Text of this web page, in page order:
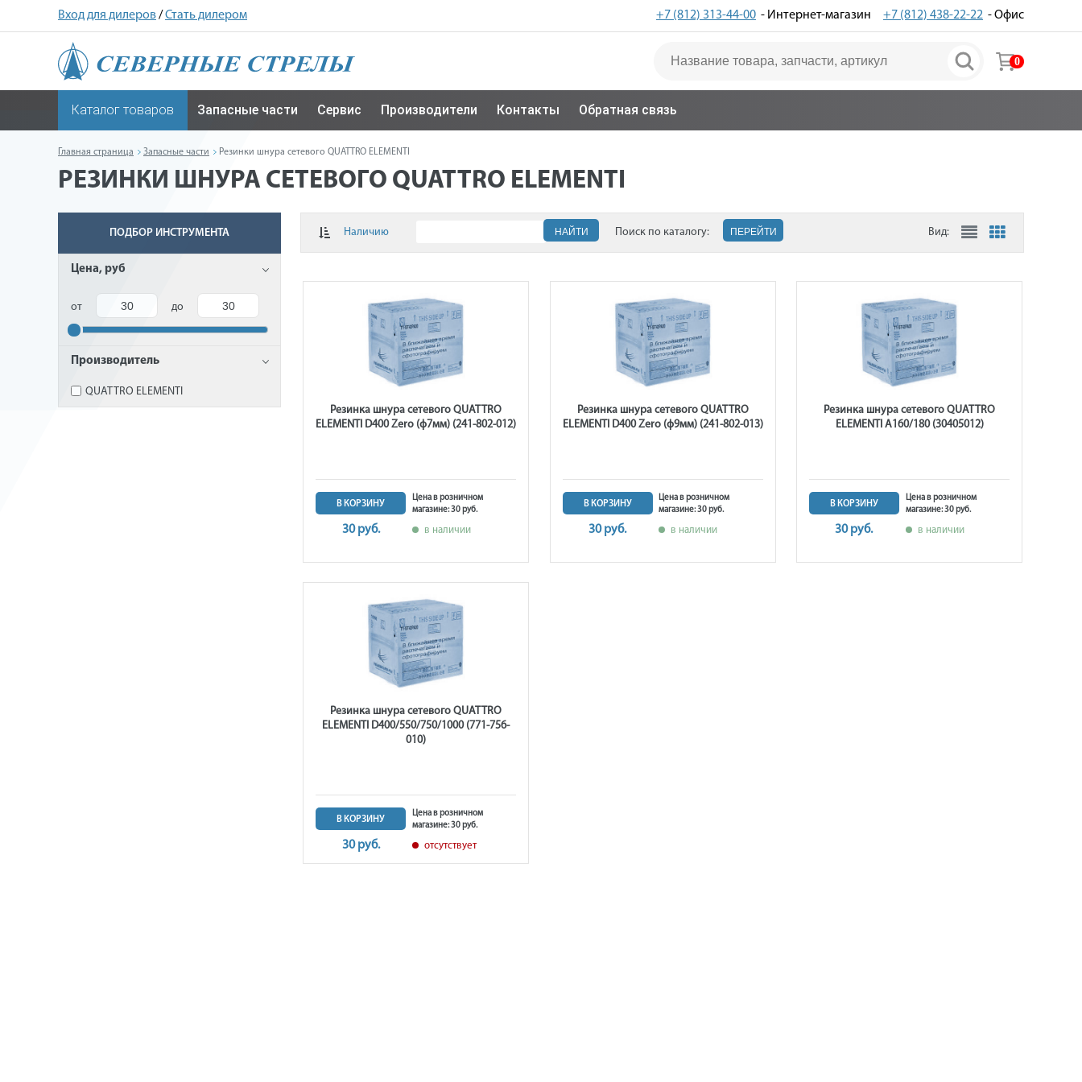
Вход для дилеров/Стать дилером +7 (812) 313-44-00 - Интернет-магазин +7 (812) 438-22-22 - Офис
0
Каталог товаров Запасные части Сервис Производители Контакты Обратная связь
Главная страница Запасные части Резинки шнура сетевого QUATTRO ELEMENTI
РЕЗИНКИ ШНУРА СЕТЕВОГО QUATTRO ELEMENTI
ПОДБОР ИНСТРУМЕНТА
Цена, руб
от до
Производитель
QUATTRO ELEMENTI
Наличию НАЙТИ Поиск по каталогу: ПЕРЕЙТИ Вид:
Резинка шнура сетевого QUATTRO
ELEMENTI D400 Zero (ф7мм) (241-802-012)
В КОРЗИНУ
30 руб.
Цена в розничном
магазине: 30 руб.
в наличии
Резинка шнура сетевого QUATTRO
ELEMENTI D400 Zero (ф9мм) (241-802-013)
В КОРЗИНУ
30 руб.
Цена в розничном
магазине: 30 руб.
в наличии
Резинка шнура сетевого QUATTRO
ELEMENTI A160/180 (30405012)
В КОРЗИНУ
30 руб.
Цена в розничном
магазине: 30 руб.
в наличии
Резинка шнура сетевого QUATTRO
ELEMENTI D400/550/750/1000 (771-756-
010)
В КОРЗИНУ
30 руб.
Цена в розничном
магазине: 30 руб.
отсутствует